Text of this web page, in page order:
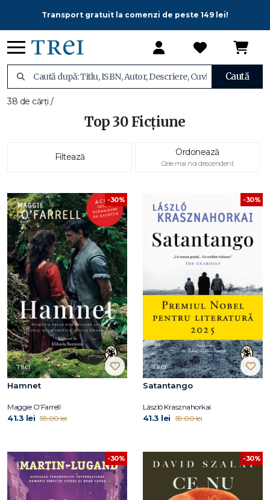
Transport gratuit la comenzi de peste 149 lei!
Caută
38 de cărți /
Top 30 Ficțiune
Filtează Ordonează
Cele mai noi descendent
-30%
Hamnet
Maggie O’Farrell
41.3 lei 59.00 lei
-30%
Satantango
László Krasznahorkai
41.3 lei 59.00 lei
-30% -30%